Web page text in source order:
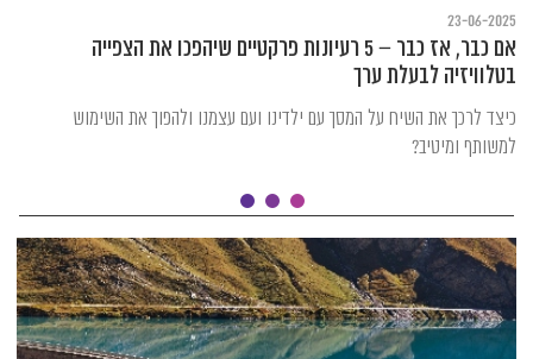
23-06-2025
אם כבר, אז כבר – 5 רעיונות פרקטיים שיהפכו את הצפייה
בטלוויזיה לבעלת ערך
כיצד לרכך את השיח על המסך עם ילדינו ועם עצמנו ולהפוך את השימוש
למשותף ומיטיב?